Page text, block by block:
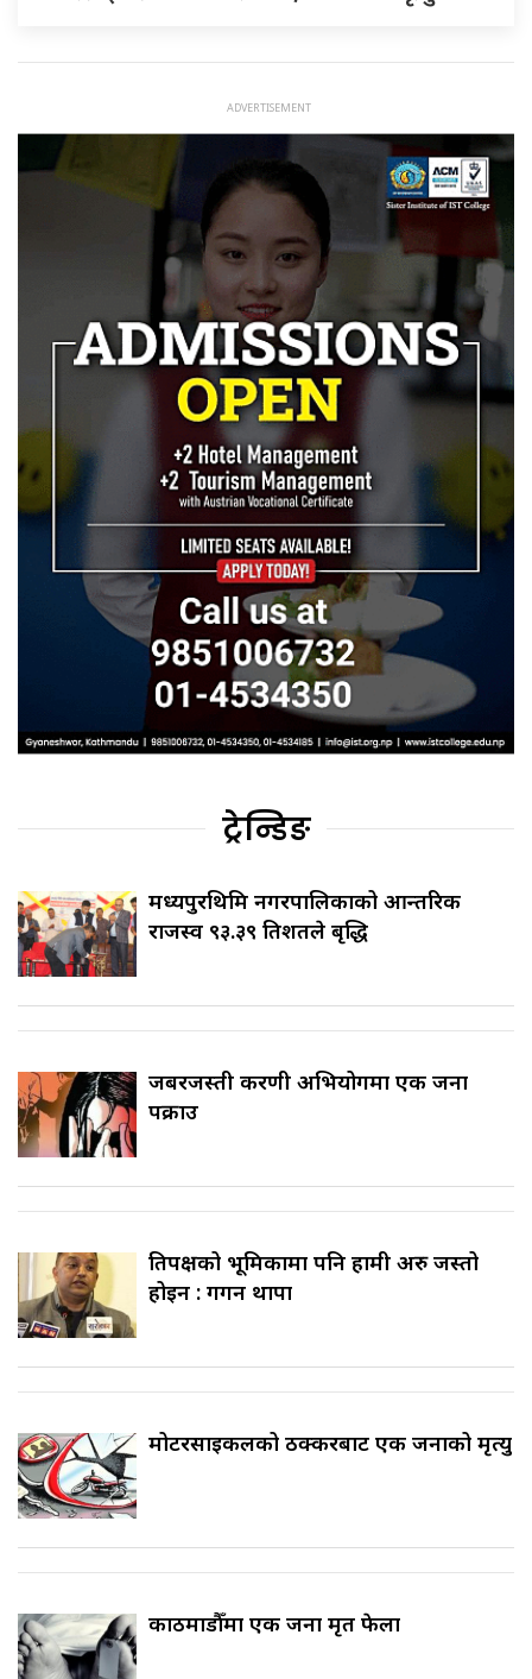
ट्रेन्डिङ
मध्यपुरथिमि नगरपालिकाको आन्तरिक
राजस्व ९३.३९ प्रतिशतले बृद्धि
जबरजस्ती करणी अभियोगमा एक जना
पक्राउ
प्रतिपक्षको भूमिकामा पनि हामी अरु जस्तो
होइन : गगन थापा
मोटरसाइकलको ठक्करबाट एक जनाको मृत्यु
काठमाडौँमा एक जना मृत फेला